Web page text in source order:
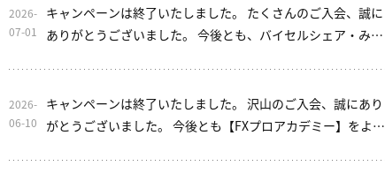
げます。 なお、EAをご利用いただけるサブスクリプション型
サロンとして、「EA初心者安心」コースをご用意しておりま
ルシェアをよろしくお願いいたします。
2026-
07-01
キャンペーンは終了いたしました。 たくさんのご入会、誠に
ありがとうございました。 今後とも、バイセルシェア・みっ
ン】入会キャンペーンを実施しております。 [入会キャンペー
ン概要] 期間：7/1(水)～7/7(火)23：59 対象：入会者 内容：初
2026-
06-10
キャンペーンは終了いたしました。 沢山のご入会、誠にあり
がとうございました。 今後とも【FXプロアカデミー】をよろ